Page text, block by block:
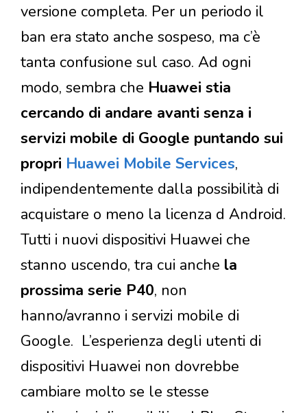
versione completa. Per un periodo il
ban era stato anche sospeso, ma c’è
tanta confusione sul caso. Ad ogni
modo, sembra che Huawei stia
cercando di andare avanti senza i
servizi mobile di Google puntando sui
propri Huawei Mobile Services,
indipendentemente dalla possibilità di
acquistare o meno la licenza d Android.
Tutti i nuovi dispositivi Huawei che
stanno uscendo, tra cui anche la
prossima serie P40, non
hanno/avranno i servizi mobile di
Google. L’esperienza degli utenti di
dispositivi Huawei non dovrebbe
cambiare molto se le stesse